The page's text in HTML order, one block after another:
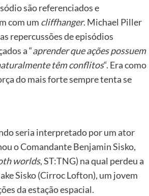
são referenciados e
com um cliffhanger. Michael Piller
repercussões de episódios
a “aprender que ações possuem
têm conflitos“. Era como
do mais forte sempre tenta se
seria interpretado por um ator
o Comandante Benjamin Sisko,
worlds, ST:TNG) na qual perdeu a
Sisko (Cirroc Lofton), um jovem
da estação espacial.